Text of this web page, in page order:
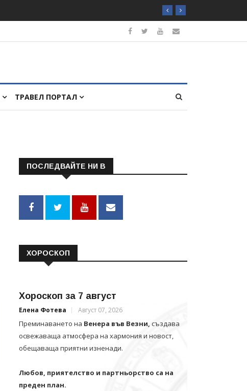
ТРАВЕЛ ПОРТАЛ
ПОСЛЕДВАЙТЕ НИ В
ХОРОСКОП
Хороскоп за 7 август
Елена Фотева Август 07, 2026
Преминаването на Венера във Везни, създава
освежаваща атмосфера на хармония и новост,
обещаваща приятни изненади.
Любов, приятелство и партньорство са на
преден план.